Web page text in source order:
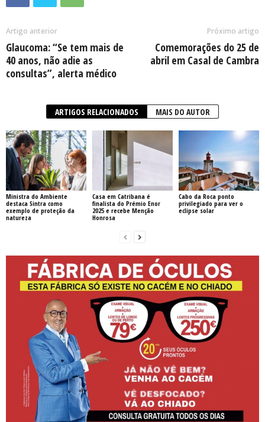
Artigo anterior
Glaucoma: “Se tem mais de
40 anos, não adie as
consultas”, alerta médico
Próximo artigo
Comemorações do 25 de
abril em Casal de Cambra
ARTIGOS RELACIONADOS MAIS DO AUTOR
Ministra do Ambiente
destaca Sintra como
exemplo de proteção da
natureza
Casa em Catribana é
finalista do Prémio Enor
2025 e recebe Menção
Honrosa
Cabo da Roca ponto
privilegiado para ver o
eclipse solar